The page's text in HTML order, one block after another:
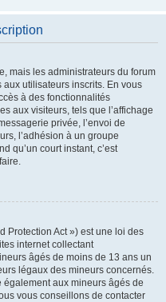
mais les administrateurs du forum
utilisateurs inscrits. En vous
à des fonctionnalités
aux visiteurs, tels que l’affichage
privée, l’envoi de
l’adhésion à un groupe
qu’un court instant, c’est
Protection Act ») est une loi des
internet collectant
âgés de moins de 13 ans un
légaux des mineurs concernés.
également aux mineurs âgés de
vous conseillons de contacter